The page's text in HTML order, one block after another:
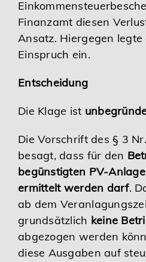
Finanzamt diesen
Ansatz. Hiergegen
Einspruch ein.
Entscheidung
Die Klage ist
Die Vorschrift des § 3
besagt, dass für den
begünstigten PV-
ermittelt werden darf.
ab dem
grundsätzlich keine
abgezogen werden
diese Ausgaben auf